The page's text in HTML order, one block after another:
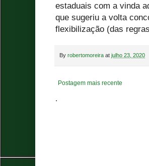
estaduais com a vinda
que sugeriu a volta
flexibilização (das
By robertomoreira at julho 23, 2020
Postagem mais recente
.